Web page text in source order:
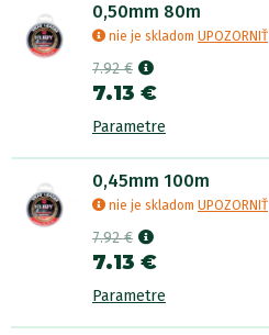
0,50mm 80m
nie je skladom UPOZORNIŤ
7.92 €
7.13 €
Parametre
0,45mm 100m
nie je skladom UPOZORNIŤ
7.92 €
7.13 €
Parametre